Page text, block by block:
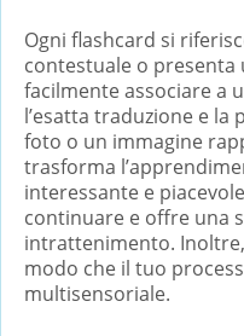
Ogni flashcard si
contestuale o presenta
facilmente associare a
l’esatta traduzione e
foto o un immagine
trasforma
interessante e
continuare e offre una
intrattenimento.
modo che il tuo
multisensoriale.